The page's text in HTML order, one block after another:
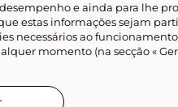
e Contacto Gerir os meus cookies
e ainda para lhe
estas informações sejam
necessários ao
momento (na secção «